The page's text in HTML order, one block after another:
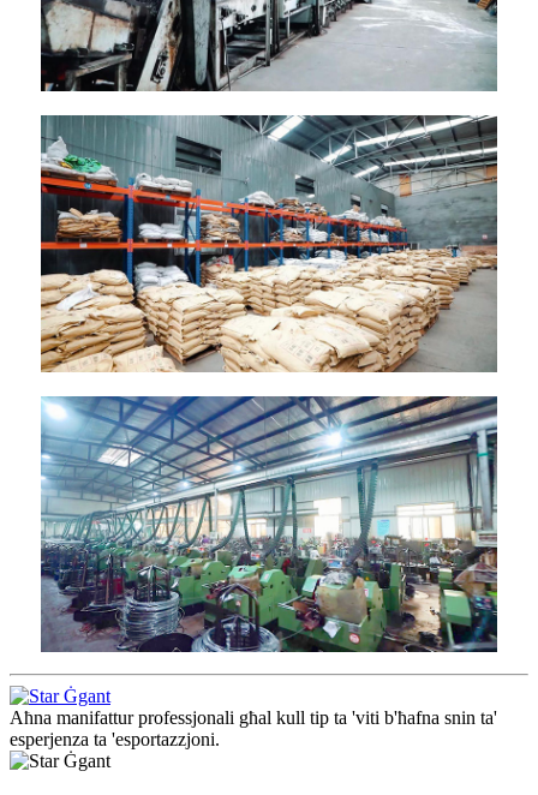
Aħna manifattur professjonali għal kull tip ta 'viti b'ħafna snin ta'
esperjenza ta 'esportazzjoni.